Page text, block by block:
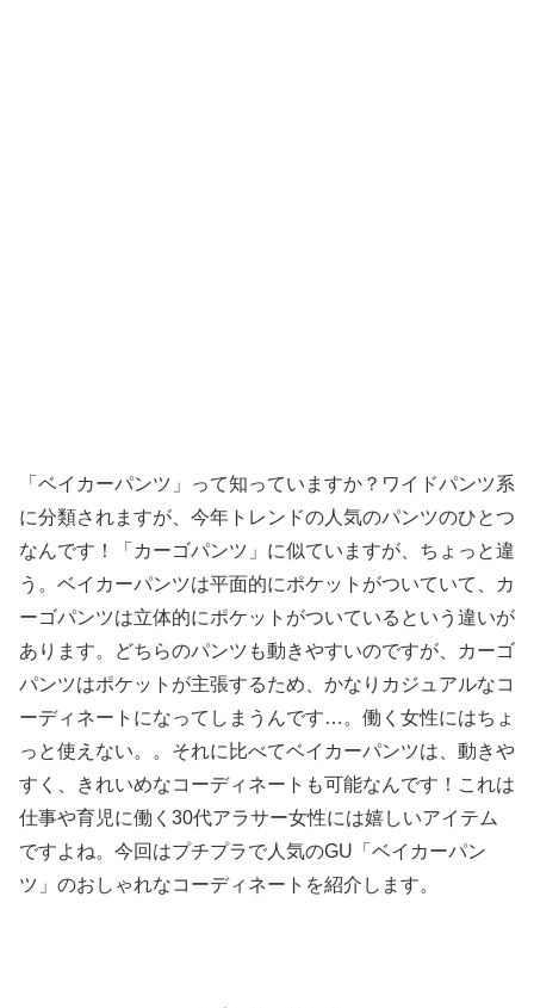
「ベイカーパンツ」って知っていますか？ワイドパンツ系
に分類されますが、今年トレンドの人気のパンツのひとつ
なんです！「カーゴパンツ」に似ていますが、ちょっと違
う。ベイカーパンツは平面的にポケットがついていて、カ
ーゴパンツは立体的にポケットがついているという違いが
あります。どちらのパンツも動きやすいのですが、カーゴ
パンツはポケットが主張するため、かなりカジュアルなコ
ーディネートになってしまうんです…。働く女性にはちょ
っと使えない。。それに比べてベイカーパンツは、動きや
すく、きれいめなコーディネートも可能なんです！これは
仕事や育児に働く30代アラサー女性には嬉しいアイテム
ですよね。今回はプチプラで人気のGU「ベイカーパン
ツ」のおしゃれなコーディネートを紹介します。